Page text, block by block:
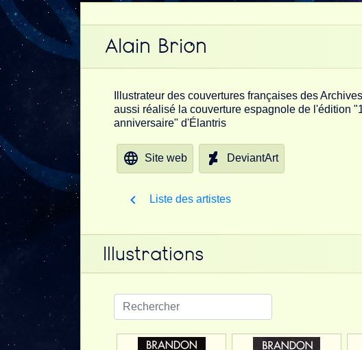
Alain Brion
Illustrateur des couvertures françaises des
aussi réalisé la couverture espagnole de l'édition
anniversaire" d'Élantris
Site web DeviantArt
Liste des artistes
Illustrations